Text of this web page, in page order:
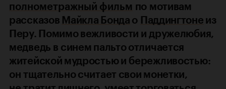
полнометражный фильм по мотивам
рассказов Майкла Бонда о Паддингтоне из
Перу. Помимо вежливости и дружелюбия,
медведь в синем пальто отличается
житейской мудростью и бережливостью:
он тщательно считает свои монетки,